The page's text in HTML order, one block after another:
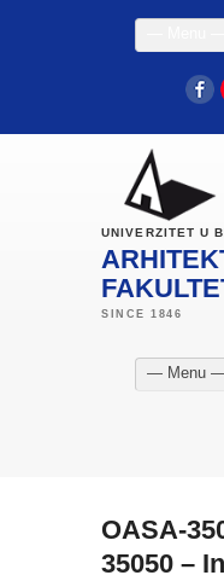
UNIVERZITET U
— Menu
OASA-
35050 –